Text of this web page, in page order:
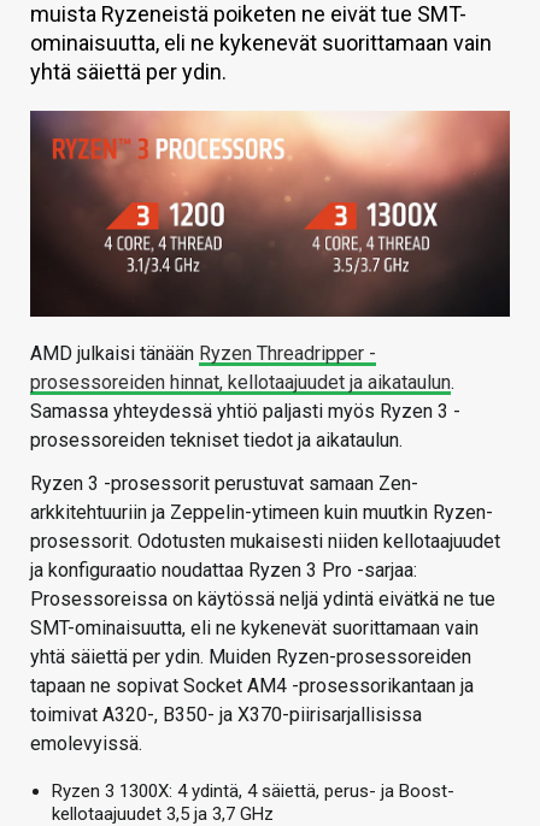
HINTA.FI
KAUPPA
VAIHDA TEEMA
muista Ryzeneistä poiketen ne eivät tue SMT-
ominaisuutta, eli ne kykenevät suorittamaan vain
yhtä säiettä per ydin.
AMD julkaisi tänään Ryzen Threadripper -
prosessoreiden hinnat, kellotaajuudet ja aikataulun.
Samassa yhteydessä yhtiö paljasti myös Ryzen 3 -
prosessoreiden tekniset tiedot ja aikataulun.
Ryzen 3 -prosessorit perustuvat samaan Zen-
arkkitehtuuriin ja Zeppelin-ytimeen kuin muutkin Ryzen-
prosessorit. Odotusten mukaisesti niiden kellotaajuudet
ja konfiguraatio noudattaa Ryzen 3 Pro -sarjaa:
Prosessoreissa on käytössä neljä ydintä eivätkä ne tue
SMT-ominaisuutta, eli ne kykenevät suorittamaan vain
yhtä säiettä per ydin. Muiden Ryzen-prosessoreiden
tapaan ne sopivat Socket AM4 -prosessorikantaan ja
toimivat A320-, B350- ja X370-piirisarjallisissa
emolevyissä.
Ryzen 3 1300X: 4 ydintä, 4 säiettä, perus- ja Boost-
kellotaajuudet 3,5 ja 3,7 GHz